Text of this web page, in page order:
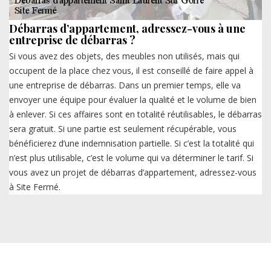
Débarras d’appartement, adressez-vous à une
entreprise de débarras ?
Si vous avez des objets, des meubles non utilisés, mais qui
occupent de la place chez vous, il est conseillé de faire appel à
une entreprise de débarras. Dans un premier temps, elle va
envoyer une équipe pour évaluer la qualité et le volume de bien
à enlever. Si ces affaires sont en totalité réutilisables, le débarras
sera gratuit. Si une partie est seulement récupérable, vous
bénéficierez d’une indemnisation partielle. Si c’est la totalité qui
n’est plus utilisable, c’est le volume qui va déterminer le tarif. Si
vous avez un projet de débarras d’appartement, adressez-vous
à Site Fermé.